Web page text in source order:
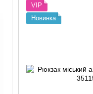
VIP
Новинка